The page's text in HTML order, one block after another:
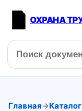
ОХРАНА
Главная→Каталог